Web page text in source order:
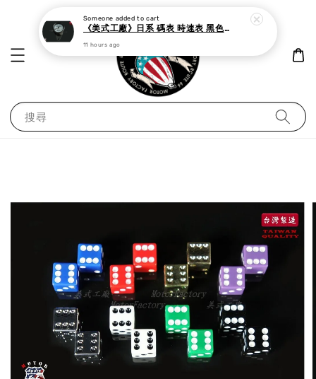
搜尋
Someone added to cart
《美式工廠》日系 碼表 時速表 黑色白面
11 hours ago